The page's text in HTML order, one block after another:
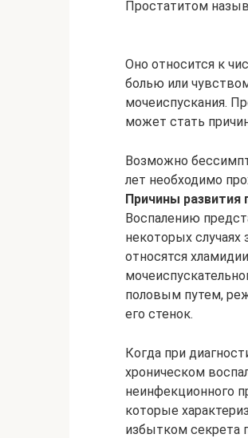
Простатитом
Оно относится к
болью или
мочеиспускания.
может стать
Возможно
лет необходимо
Причины развития
Воспалению
некоторых
относятся
половым путем,
его стенок.
Когда при
хроническом
неинфекционного
которые
избытком секрета